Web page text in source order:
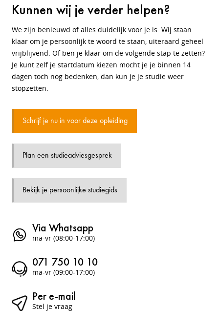
Kunnen wij je verder helpen?
We zijn benieuwd of alles duidelijk voor je is. Wij staan
klaar om je persoonlijk te woord te staan, uiteraard geheel
vrijblijvend. Of ben je klaar om de volgende stap te zetten?
Je kunt zelf je startdatum kiezen mocht je je binnen 14
dagen toch nog bedenken, dan kun je je studie weer
stopzetten.
Schrijf je nu in voor deze opleiding
Plan een studieadviesgesprek
Bekijk je persoonlijke studiegids
Via Whatsapp
ma-vr (08:00-17:00)
071 750 10 10
ma-vr (09:00-17:00)
Per e-mail
Stel je vraag